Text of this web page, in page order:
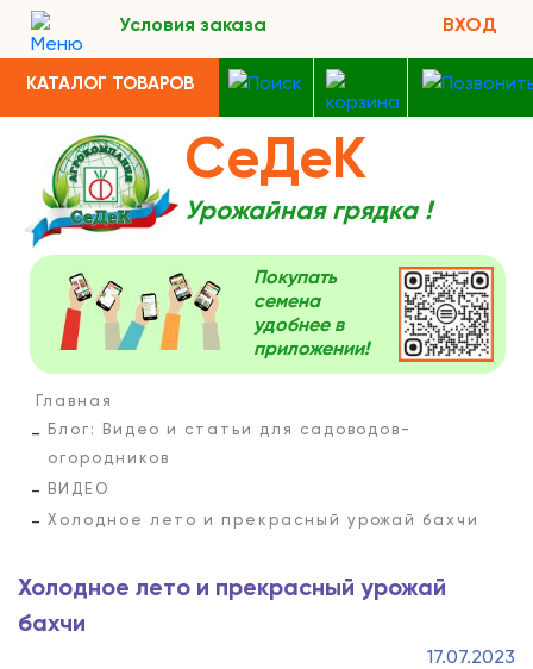
Условия заказа ВХОД
КАТАЛОГ ТОВАРОВ
СеДеК
Урожайная грядка !
Покупать
семена
удобнее в
приложении!
Главная
Блог: Видео и статьи для садоводов-
огородников
ВИДЕО
Холодное лето и прекрасный урожай бахчи
Холодное лето и прекрасный урожай
бахчи
17.07.2023